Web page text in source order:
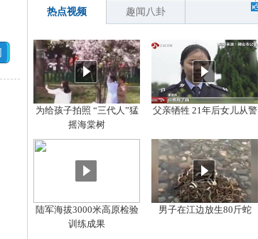
热点视频 趣闻八卦
为给孩子拍照 “三代人”猛
摇海棠树
父亲牺牲 21年后女儿从警
陆军海拔3000米高原检验
训练成果
男子在江边放生80斤蛇